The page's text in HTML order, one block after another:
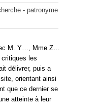
- patronyme
M. Y…, Mme Z…
les
délivrer, puis a
orientant ainsi
que ce dernier se
atteinte à leur